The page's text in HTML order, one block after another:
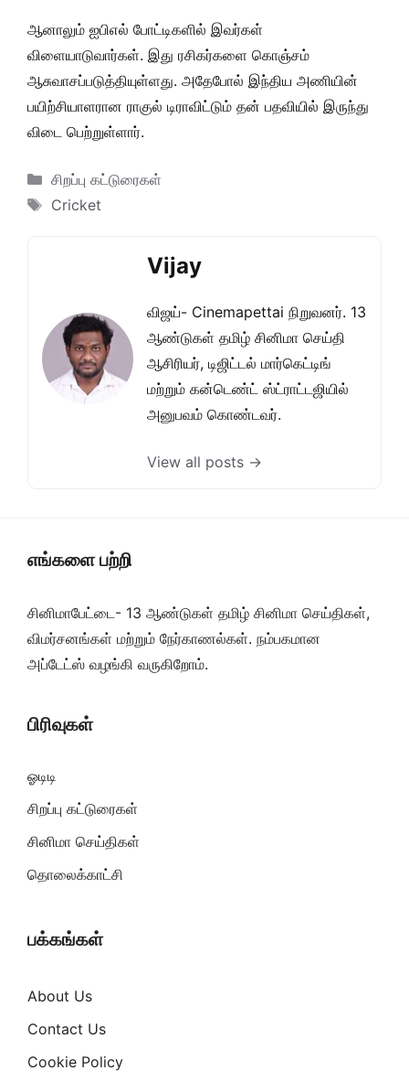
ஆனாலும் ஐபிஎல் போட்டிகளில் இவர்கள்
விளையாடுவார்கள். இது ரசிகர்களை கொஞ்சம்
ஆசுவாசப்படுத்தியுள்ளது. அதேபோல் இந்திய அணியின்
பயிற்சியாளரான ராகுல் டிராவிட்டும் தன் பதவியில் இருந்து
விடை பெற்றுள்ளார்.
Categories
சிறப்பு கட்டுரைகள்
Tags
Cricket
Vijay
விஜய்- Cinemapettai நிறுவனர். 13
ஆண்டுகள் தமிழ் சினிமா செய்தி
ஆசிரியர், டிஜிட்டல் மார்கெட்டிங்
மற்றும் கன்டெண்ட் ஸ்ட்ராட்டஜியில்
அனுபவம் கொண்டவர்.
View all posts →
எங்களை பற்றி
சினிமாபேட்டை- 13 ஆண்டுகள் தமிழ் சினிமா செய்திகள்,
விமர்சனங்கள் மற்றும் நேர்காணல்கள். நம்பகமான
அப்டேட்ஸ் வழங்கி வருகிறோம்.
பிரிவுகள்
ஓடிடி
சிறப்பு கட்டுரைகள்
சினிமா செய்திகள்
தொலைக்காட்சி
பக்கங்கள்
About Us
Contact Us
Cookie Policy